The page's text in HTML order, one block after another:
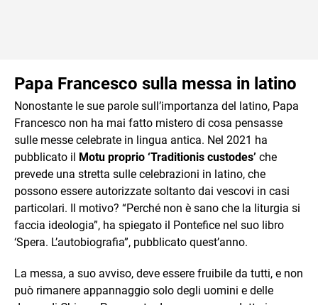
Papa Francesco sulla messa in latino
Nonostante le sue parole sull’importanza del latino, Papa
Francesco non ha mai fatto mistero di cosa pensasse
sulle messe celebrate in lingua antica. Nel 2021 ha
pubblicato il Motu proprio ‘Traditionis custodes’ che
prevede una stretta sulle celebrazioni in latino, che
possono essere autorizzate soltanto dai vescovi in casi
particolari. Il motivo? “Perché non è sano che la liturgia si
faccia ideologia”, ha spiegato il Pontefice nel suo libro
‘Spera. L’autobiografia”, pubblicato quest’anno.
La messa, a suo avviso, deve essere fruibile da tutti, e non
può rimanere appannaggio solo degli uomini e delle